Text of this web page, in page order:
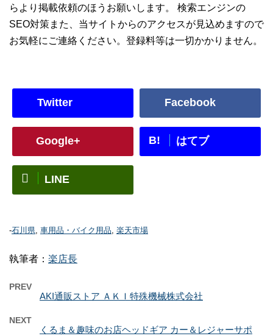
らより掲載依頼のほうお願いします。 検索エンジンの
SEO対策また、当サイトからのアクセスが見込めますので
お気軽にご連絡ください。登録料等は一切かかりません。
Twitter Facebook
Google+ B! はてブ
LINE
-石川県, 車用品・バイク用品, 楽天市場
執筆者： 楽店長
PREV
AKI通販ストア ＡＫＩ特殊機械株式会社
NEXT
くるま＆趣味のお店ヘッドギア カー＆レジャーサポ